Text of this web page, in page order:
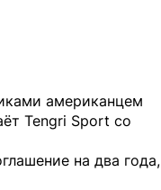
американцем
Tengri Sport со
на два года,